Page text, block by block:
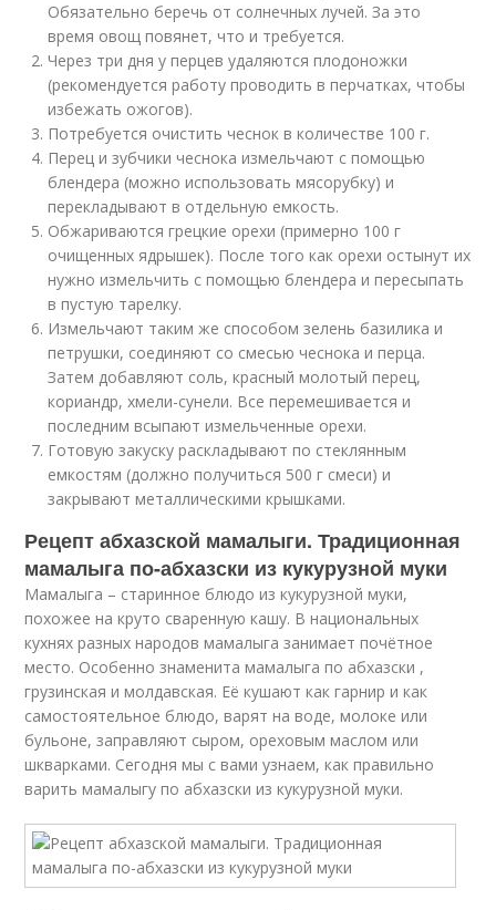
Обязательно беречь от солнечных лучей. За это
время овощ повянет, что и требуется.
Через три дня у перцев удаляются плодоножки
(рекомендуется работу проводить в перчатках, чтобы
избежать ожогов).
Потребуется очистить чеснок в количестве 100 г.
Перец и зубчики чеснока измельчают с помощью
блендера (можно использовать мясорубку) и
перекладывают в отдельную емкость.
Обжариваются грецкие орехи (примерно 100 г
очищенных ядрышек). После того как орехи остынут их
нужно измельчить с помощью блендера и пересыпать
в пустую тарелку.
Измельчают таким же способом зелень базилика и
петрушки, соединяют со смесью чеснока и перца.
Затем добавляют соль, красный молотый перец,
кориандр, хмели-сунели. Все перемешивается и
последним всыпают измельченные орехи.
Готовую закуску раскладывают по стеклянным
емкостям (должно получиться 500 г смеси) и
закрывают металлическими крышками.
Рецепт абхазской мамалыги. Традиционная
мамалыга по-абхазски из кукурузной муки
Мамалыга – старинное блюдо из кукурузной муки,
похожее на круто сваренную кашу. В национальных
кухнях разных народов мамалыга занимает почётное
место. Особенно знаменита мамалыга по абхазски ,
грузинская и молдавская. Её кушают как гарнир и как
самостоятельное блюдо, варят на воде, молоке или
бульоне, заправляют сыром, ореховым маслом или
шкварками. Сегодня мы с вами узнаем, как правильно
варить мамалыгу по абхазски из кукурузной муки.